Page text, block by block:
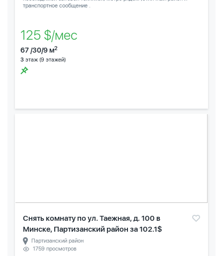
транспортное сообщение .
125 $/мес
67 /30/9 м2
3 этаж (9 этажей)
Снять комнату по ул. Таежная, д. 100 в
Минске, Партизанский район за 102.1$
Партизанский район
1759 просмотров